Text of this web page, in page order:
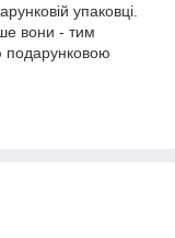
упаковці.
вони - тим
подарунковою